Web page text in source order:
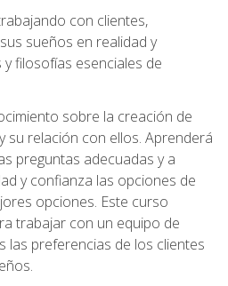
con clientes,
sueños en realidad y
filosofías esenciales de
sobre la creación de
su relación con ellos. Aprenderá
preguntas adecuadas y a
y confianza las opciones de
opciones. Este curso
trabajar con un equipo de
las preferencias de los clientes